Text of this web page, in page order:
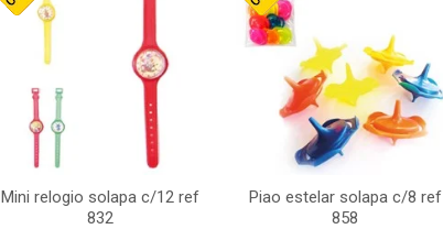
Mini relogio solapa c/12 ref
832
Piao estelar solapa c/8 ref
858